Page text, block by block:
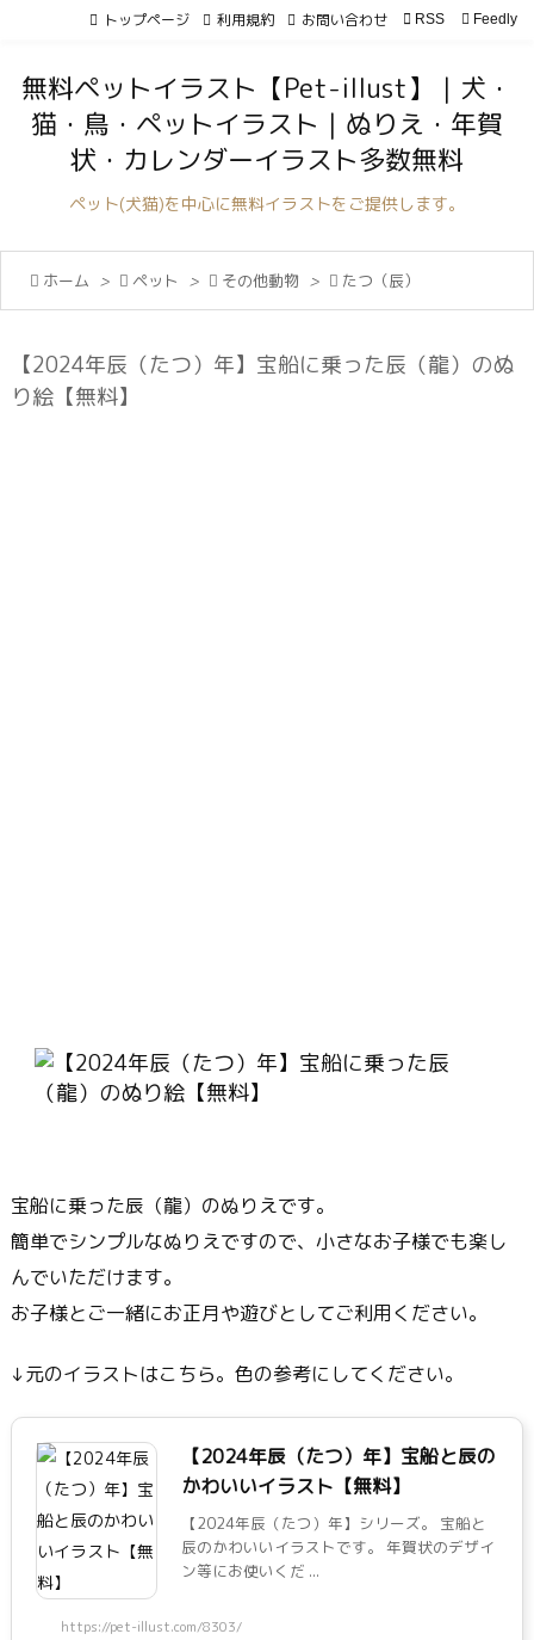


サイド

トップページ 利用規約 お問い合わせ  RSS Feedly
無料ペットイラスト【Pet-illust】｜犬・
猫・鳥・ペットイラスト｜ぬりえ・年賀
状・カレンダーイラスト多数無料
ペット(犬猫)を中心に無料イラストをご提供します。
 ホーム >  ペット >  その他動物 >  たつ（辰）
【2024年辰（たつ）年】宝船に乗った辰（龍）のぬ
り絵【無料】
宝船に乗った辰（龍）のぬりえです。
簡単でシンプルなぬりえですので、小さなお子様でも楽し
んでいただけます。
お子様とご一緒にお正月や遊びとしてご利用ください。
↓元のイラストはこちら。色の参考にしてください。
【2024年辰（たつ）年】宝船と辰の
かわいいイラスト【無料】
【2024年辰（たつ）年】シリーズ。 宝船と
辰のかわいいイラストです。 年賀状のデザイ
ン等にお使いくだ ...
https://pet-illust.com/8303/